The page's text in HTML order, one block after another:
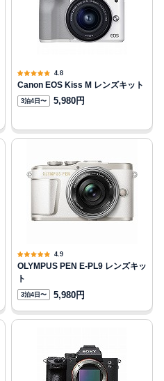
4.8
Canon EOS Kiss M レンズキット
3泊4日〜 5,980円
4.9
OLYMPUS PEN E-PL9 レンズキッ
ト
3泊4日〜 5,980円